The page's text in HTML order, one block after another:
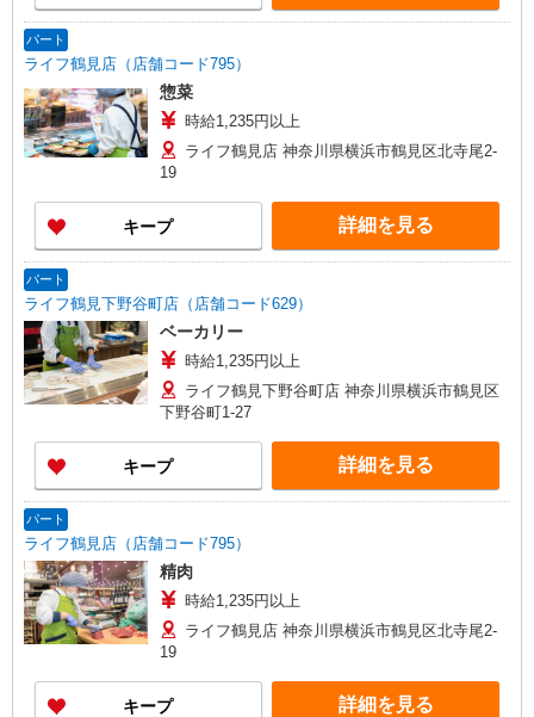
パート
ライフ鶴見店（店舗コード795）
惣菜
時給1,235円以上
ライフ鶴見店 神奈川県横浜市鶴見区北寺尾2-
19
キープ 詳細を見る
パート
ライフ鶴見下野谷町店（店舗コード629）
ベーカリー
時給1,235円以上
ライフ鶴見下野谷町店 神奈川県横浜市鶴見区
下野谷町1-27
キープ 詳細を見る
パート
ライフ鶴見店（店舗コード795）
精肉
時給1,235円以上
ライフ鶴見店 神奈川県横浜市鶴見区北寺尾2-
19
キープ 詳細を見る